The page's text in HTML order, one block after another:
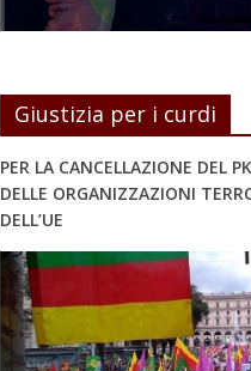
Giustizia per i curdi
PER LA CANCELLAZIONE DEL
DELLE ORGANIZZAZIONI
DELL’UE